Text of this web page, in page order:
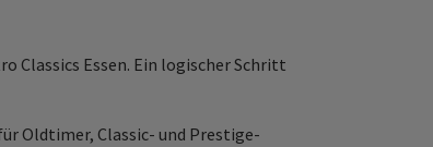
Classics Essen. Ein logischer Schritt
Oldtimer, Classic- und Prestige-